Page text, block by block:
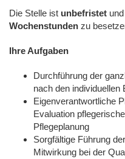
Die Stelle ist unbefristet
Wochenstunden zu
Ihre Aufgaben
Durchführung der
nach den individuellen
Eigenverantwortliche
Evaluation
Pflegeplanung
Sorgfältige Führung
Mitwirkung bei der